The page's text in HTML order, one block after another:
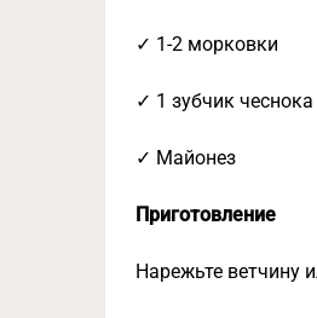
✓ 1-2 морковки
✓ 1 зубчик чеснока
✓ Майонез
Приготовление
Нарежьте ветчину